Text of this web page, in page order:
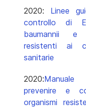
2020: Linee
controllo di
baumannii e
resistenti ai
sanitarie
2020:
prevenire e
organismi